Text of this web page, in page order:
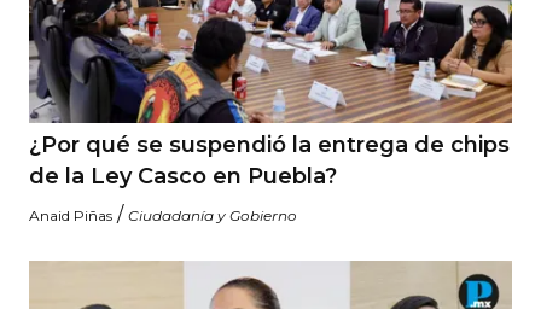
¿Por qué se suspendió la entrega de chips
de la Ley Casco en Puebla?
Anaid Piñas / Ciudadanía y Gobierno